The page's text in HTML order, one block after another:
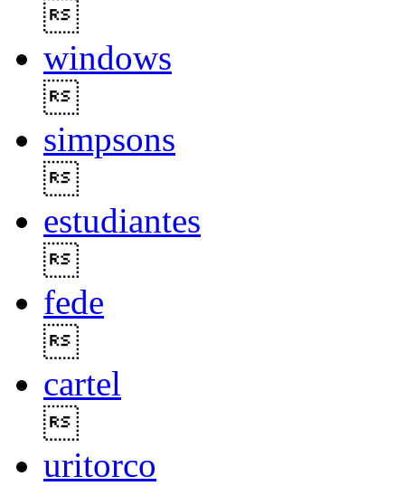
windows
simpsons
estudiantes
fede
cartel
uritorco